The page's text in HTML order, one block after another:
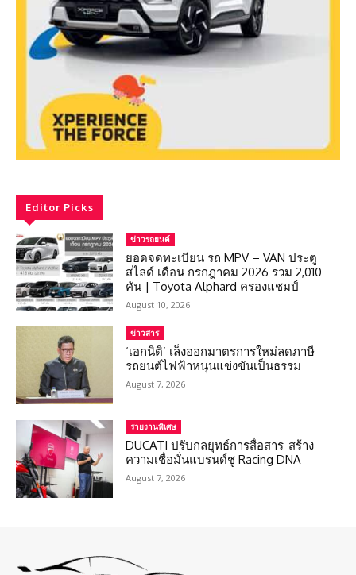
Editor Picks
ข่าวรถยนต์
ยอดจดทะเบียน รถ MPV – VAN ประตู
สไลด์ เดือน กรกฎาคม 2026 รวม 2,010
คัน | Toyota Alphard ครองแชมป์
August 10, 2026
ข่าวสาร
‘เอกนิติ’ เล็งออกมาตรการใหม่ลดภาษี
รถยนต์ไฟฟ้าหนุนแข่งขันเป็นธรรม
August 7, 2026
รายงานพิเศษ
DUCATI ปรับกลยุทธ์การสื่อสาร-สร้าง
ความเชื่อมั่นแบรนด์ชู Racing DNA
August 7, 2026